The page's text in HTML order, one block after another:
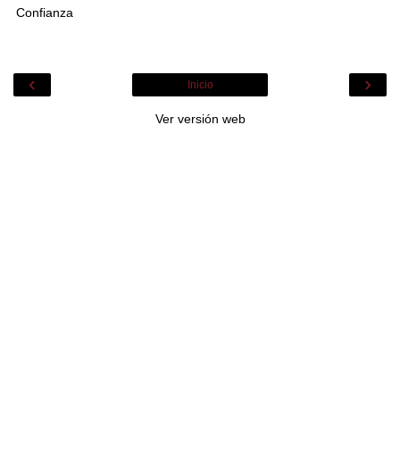
Confianza
‹ ›
Inicio
Ver versión web